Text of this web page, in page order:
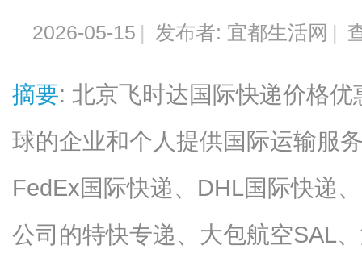
2026-05-15 | 发布者: 宜都生活网 |
摘要: 北京飞时达国际快递价格
球的企业和个人提供国际运输服
FedEx国际快递、DHL国际快递
公司的特快专递、大包航空SAL